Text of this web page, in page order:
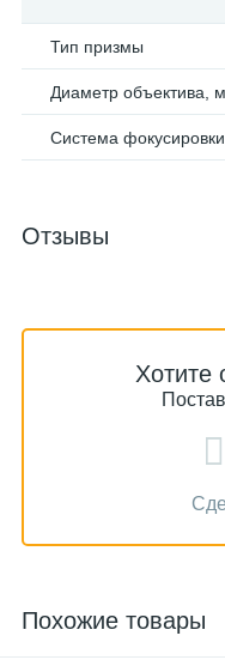
Тип призмы
Диаметр объектива,
Система фокусировки
Отзывы
Хотите
Похожие товары